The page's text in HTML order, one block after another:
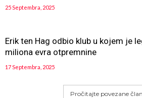
25 Septembra, 2025
Erik ten Hag odbio klub u kojem je
miliona evra otpremnine
17 Septembra, 2025
Pročitajte povezane